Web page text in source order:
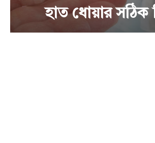
হাত ধোয়ার সঠিক